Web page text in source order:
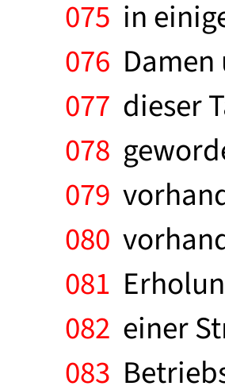
075 in
076
077 dieser
078
079
080
081
082 einer
083